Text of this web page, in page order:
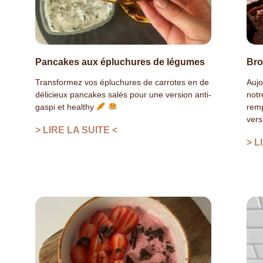
Pancakes aux épluchures de légumes
Transformez vos épluchures de carrotes en de
délicieux pancakes salés pour une version anti-
gaspi et healthy
> LIRE LA SUITE <
>